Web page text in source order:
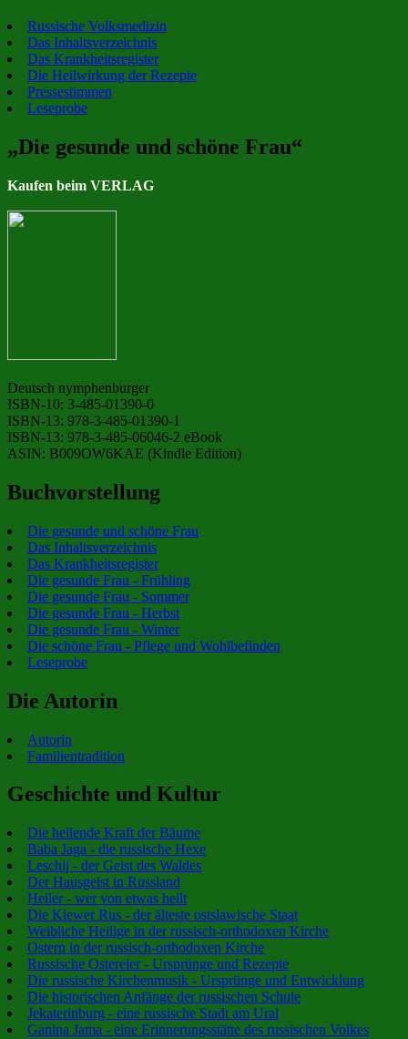
Russische Volksmedizin
Das Inhaltsverzeichnis
Das Krankheitsregister
Die Heilwirkung der Rezepte
Pressestimmen
Leseprobe
„Die gesunde und schöne Frau“
Kaufen beim VERLAG
Deutsch nymphenburger
ISBN-10: 3-485-01390-0
ISBN-13: 978-3-485-01390-1
ISBN-13: 978-3-485-06046-2 eBook
ASIN: B009OW6KAE (Kindle Edition)
Buchvorstellung
Die gesunde und schöne Frau
Das Inhaltsverzeichnis
Das Krankheitsregister
Die gesunde Frau - Frühling
Die gesunde Frau - Sommer
Die gesunde Frau - Herbst
Die gesunde Frau - Winter
Die schöne Frau - Pflege und Wohlbefinden
Leseprobe
Die Autorin
Autorin
Familientradition
Geschichte und Kultur
Die heilende Kraft der Bäume
Baba Jaga - die russische Hexe
Leschij - der Geist des Waldes
Der Hausgeist in Russland
Heiler - wer von etwas heilt
Die Kiewer Rus - der älteste ostslawische Staat
Weibliche Heilige in der russisch-orthodoxen Kirche
Ostern in der russisch-orthodoxen Kirche
Russische Ostereier - Ursprünge und Rezepte
Die russische Kirchenmusik - Ursprünge und Entwicklung
Die historischen Anfänge der russischen Schule
Jekaterinburg - eine russische Stadt am Ural
Ganina Jama - eine Erinnerungsstätte des russischen Volkes